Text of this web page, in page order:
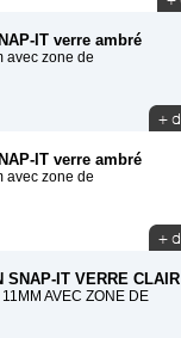
IT verre ambré
avec zone de
IT verre ambré
avec zone de
SNAP-IT VERRE CLAIR
AVEC ZONE DE